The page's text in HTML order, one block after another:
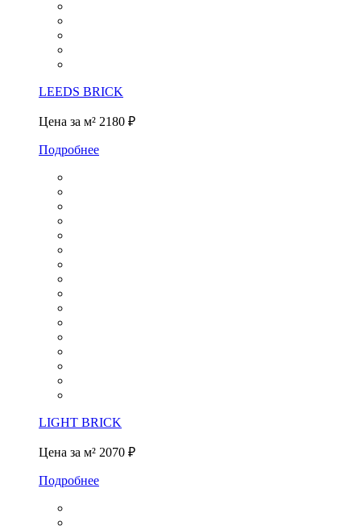
LEEDS BRICK
Цена за м² 2180 ₽
Подробнее
LIGHT BRICK
Цена за м² 2070 ₽
Подробнее